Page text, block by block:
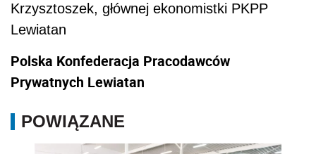
Krzysztoszek, głównej ekonomistki PKPP
Lewiatan
Polska Konfederacja Pracodawców
Prywatnych Lewiatan
POWIĄZANE